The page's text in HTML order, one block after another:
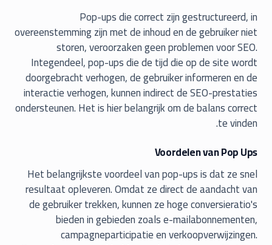
Pop-ups die correct zijn gestructureerd, in
overeenstemming zijn met de inhoud en de gebruiker niet
storen, veroorzaken geen problemen voor SEO.
Integendeel, pop-ups die de tijd die op de site wordt
doorgebracht verhogen, de gebruiker informeren en de
interactie verhogen, kunnen indirect de SEO-prestaties
ondersteunen. Het is hier belangrijk om de balans correct
te vinden.
Voordelen van Pop Ups
Het belangrijkste voordeel van pop-ups is dat ze snel
resultaat opleveren. Omdat ze direct de aandacht van
de gebruiker trekken, kunnen ze hoge conversieratio's
bieden in gebieden zoals e-mailabonnementen,
campagneparticipatie en verkoopverwijzingen.